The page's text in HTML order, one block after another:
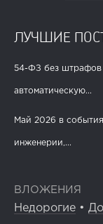
ЛУЧШИЕ
54-ФЗ без штрафов
автоматическую...
Май 2026 в
инженерии,...
ВЛОЖЕНИЯ
Недорогие •